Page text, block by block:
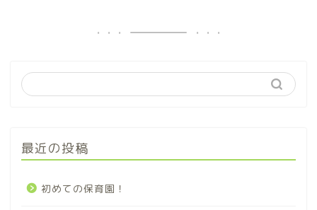
最近の投稿
初めての保育園！